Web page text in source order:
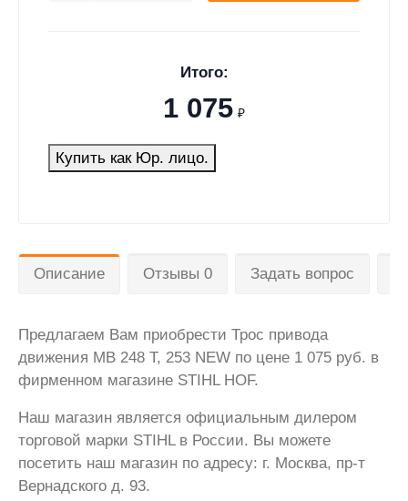
Итого:
1 075 ₽
Купить как Юр. лицо.
Описание Отзывы 0 Задать вопрос
Предлагаем Вам приобрести Трос привода
движения MB 248 T, 253 NEW по цене 1 075 руб. в
фирменном магазине STIHL HOF.
Наш магазин является официальным дилером
торговой марки STIHL в России. Вы можете
посетить наш магазин по адресу: г. Москва, пр-т
Вернадского д. 93.